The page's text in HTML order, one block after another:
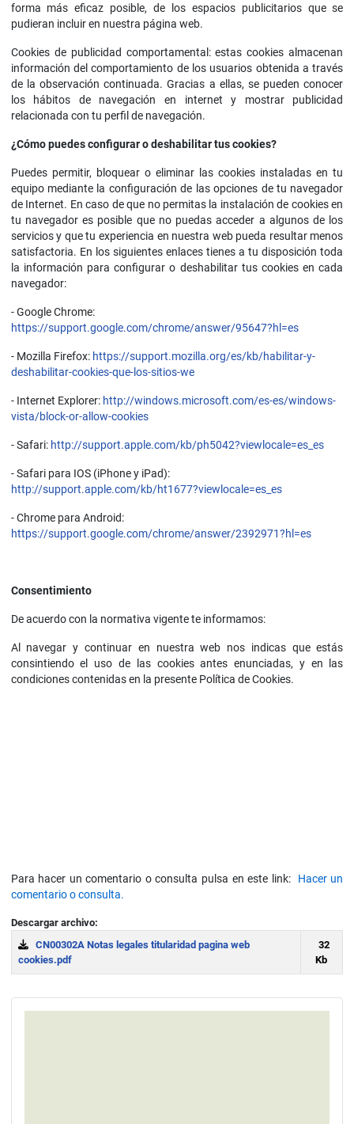
forma más eficaz posible, de los espacios publicitarios que se
pudieran incluir en nuestra página web.
Cookies de publicidad comportamental: estas cookies almacenan
información del comportamiento de los usuarios obtenida a través
de la observación continuada. Gracias a ellas, se pueden conocer
los hábitos de navegación en internet y mostrar publicidad
relacionada con tu perfil de navegación.
¿Cómo puedes configurar o deshabilitar tus cookies?
Puedes permitir, bloquear o eliminar las cookies instaladas en tu
equipo mediante la configuración de las opciones de tu navegador
de Internet. En caso de que no permitas la instalación de cookies en
tu navegador es posible que no puedas acceder a algunos de los
servicios y que tu experiencia en nuestra web pueda resultar menos
satisfactoria. En los siguientes enlaces tienes a tu disposición toda
la información para configurar o deshabilitar tus cookies en cada
navegador:
- Google Chrome:
https://support.google.com/chrome/answer/95647?hl=es
- Mozilla Firefox: https://support.mozilla.org/es/kb/habilitar-y-
deshabilitar-cookies-que-los-sitios-we
- Internet Explorer: http://windows.microsoft.com/es-es/windows-
vista/block-or-allow-cookies
- Safari: http://support.apple.com/kb/ph5042?viewlocale=es_es
- Safari para IOS (iPhone y iPad):
http://support.apple.com/kb/ht1677?viewlocale=es_es
- Chrome para Android:
https://support.google.com/chrome/answer/2392971?hl=es
Consentimiento
De acuerdo con la normativa vigente te informamos:
Al navegar y continuar en nuestra web nos indicas que estás
consintiendo el uso de las cookies antes enunciadas, y en las
condiciones contenidas en la presente Política de Cookies.
Para hacer un comentario o consulta pulsa en este link:
Hacer un
comentario o consulta.
Descargar archivo:
CN00302A Notas legales titularidad pagina web
cookies.pdf
32
Kb